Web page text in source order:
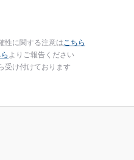
性に関する注意はこちら
よりご報告ください
受け付けております